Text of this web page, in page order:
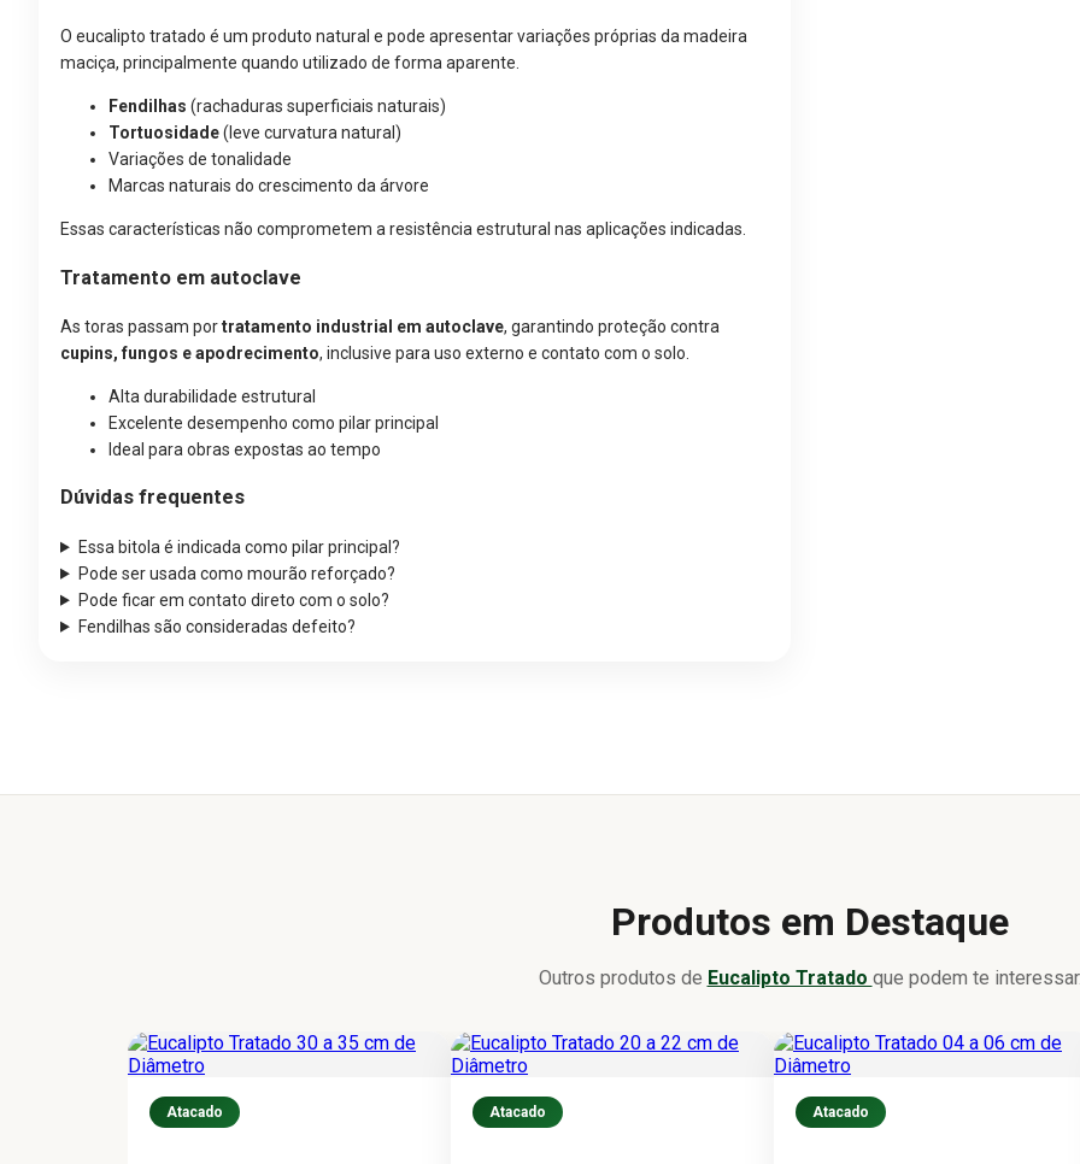
O eucalipto tratado é um produto natural e pode apresentar variações próprias da madeira
maciça, principalmente quando utilizado de forma aparente.
Fendilhas (rachaduras superficiais naturais)
Tortuosidade(leve curvatura natural)
Variações de tonalidade
Marcas naturais do crescimento da árvore
Essas características não comprometem a resistência estrutural nas aplicações indicadas.
Tratamento em autoclave
As toras passam portratamento industrial em autoclave, garantindo proteção contra
cupins, fungos e apodrecimento, inclusive para uso externo e contato com o solo.
Alta durabilidade estrutural
Excelente desempenho como pilar principal
Ideal para obras expostas ao tempo
Dúvidas frequentes
Essa bitola é indicada como pilar principal?
Pode ser usada como mourão reforçado?
Pode ficar em contato direto com o solo?
Fendilhas são consideradas defeito?
Produtos em Destaque
Outros produtos de Eucalipto Tratado que podem te
Atacado Atacado Atacado